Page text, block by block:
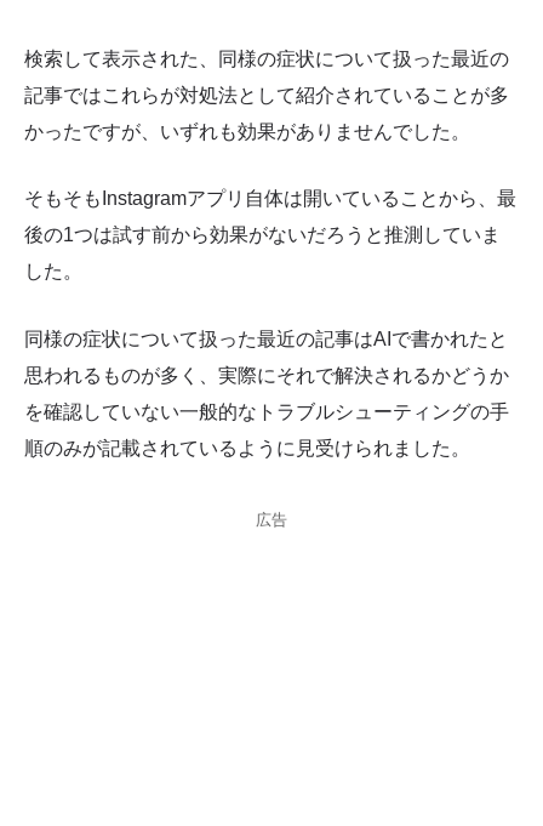
検索して表示された、同様の症状について扱った最近の
記事ではこれらが対処法として紹介されていることが多
かったですが、いずれも効果がありませんでした。
そもそもInstagramアプリ自体は開いていることから、最
後の1つは試す前から効果がないだろうと推測していま
した。
同様の症状について扱った最近の記事はAIで書かれたと
思われるものが多く、実際にそれで解決されるかどうか
を確認していない一般的なトラブルシューティングの手
順のみが記載されているように見受けられました。
広告